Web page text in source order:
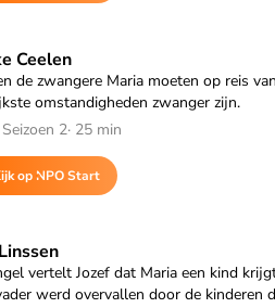
Ceelen
de zwangere Maria moeten op reis
omstandigheden zwanger zijn.
Seizoen 2· 25 min
op NPO Start
af
vertelt Jozef dat Maria een kind
werd overvallen door de kinderen
af